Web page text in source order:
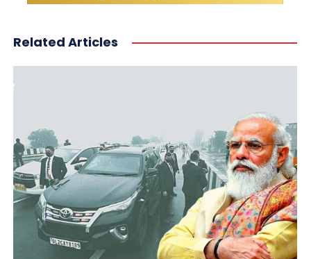
Related Articles